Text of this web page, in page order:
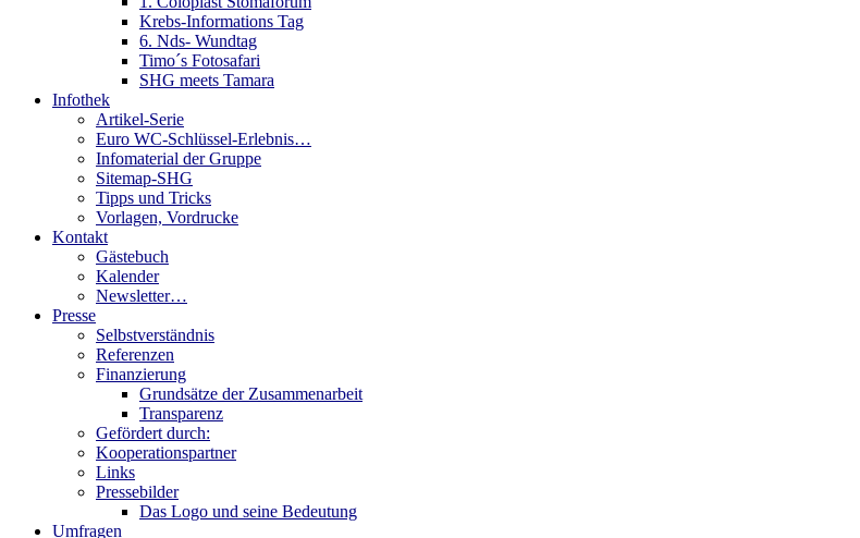
Krebs-Informations Tag
6. Nds- Wundtag
Timo´s Fotosafari
SHG meets Tamara
Infothek
Artikel-Serie
Euro WC-Schlüssel-Erlebnis…
Infomaterial der Gruppe
Sitemap-SHG
Tipps und Tricks
Vorlagen, Vordrucke
Kontakt
Gästebuch
Kalender
Newsletter…
Presse
Selbstverständnis
Referenzen
Finanzierung
Grundsätze der Zusammenarbeit
Transparenz
Gefördert durch:
Kooperationspartner
Links
Pressebilder
Das Logo und seine Bedeutung
Umfragen